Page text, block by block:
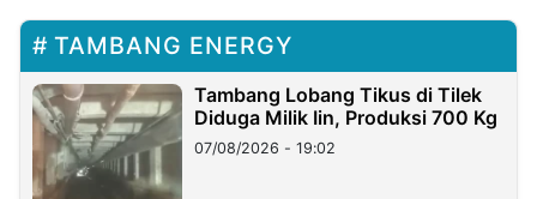
TAMBANG ENERGY
Tambang Lobang Tikus di Tilek
Diduga Milik Iin, Produksi 700 Kg
07/08/2026 - 19:02